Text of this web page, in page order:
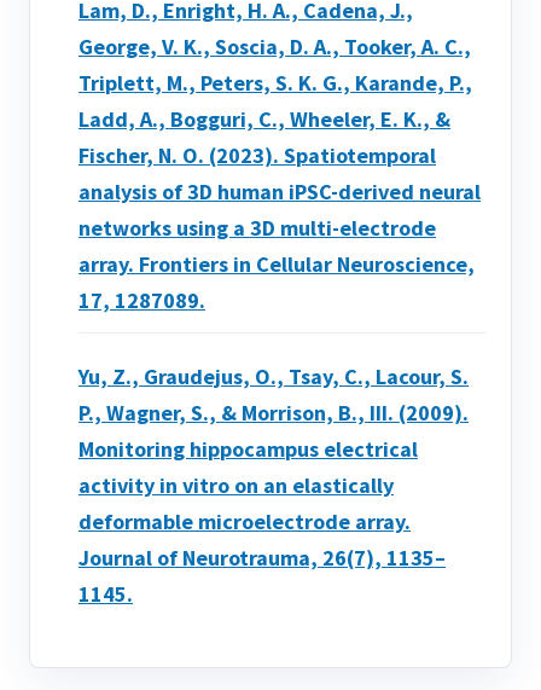
Lam, D., Enright, H. A., Cadena, J.,
George, V. K., Soscia, D. A., Tooker, A. C.,
Triplett, M., Peters, S. K. G., Karande, P.,
Ladd, A., Bogguri, C., Wheeler, E. K., &
Fischer, N. O. (2023). Spatiotemporal
analysis of 3D human iPSC-derived neural
networks using a 3D multi-electrode
array. Frontiers in Cellular Neuroscience,
17, 1287089.
Yu, Z., Graudejus, O., Tsay, C., Lacour, S.
P., Wagner, S., & Morrison, B., III. (2009).
Monitoring hippocampus electrical
activity in vitro on an elastically
deformable microelectrode array.
Journal of Neurotrauma, 26(7), 1135–
1145.